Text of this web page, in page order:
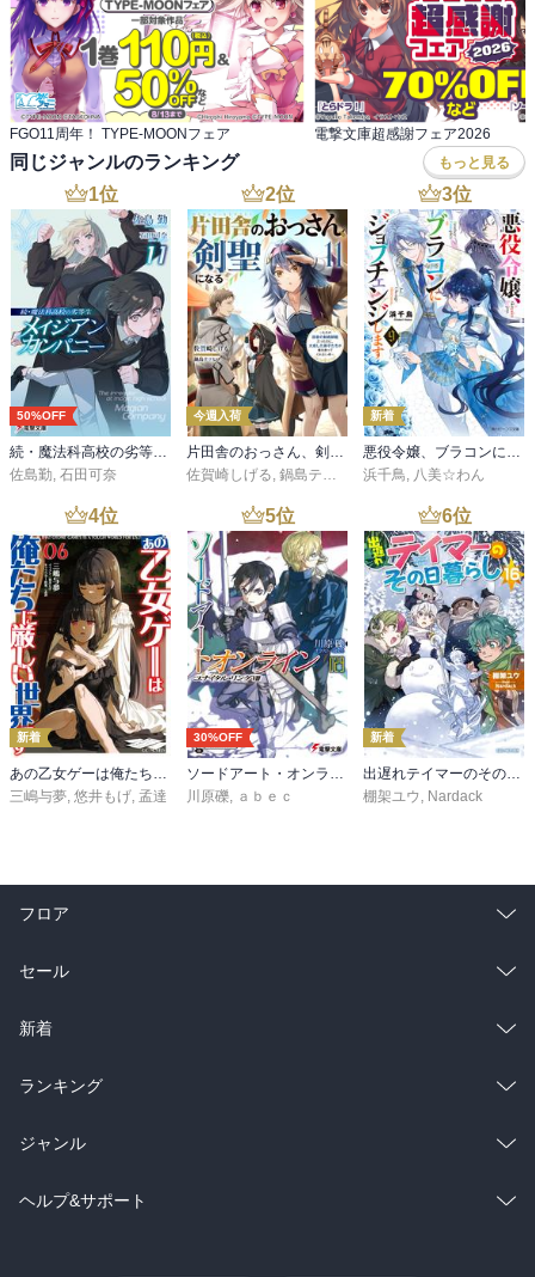
FGO11周年！ TYPE-MOONフェア 電撃文庫超感謝フェア2026
同じジャンルのランキング もっと見る
1位
50%OFF
続・魔法科高校の劣等生 メイジアン・カンパニー(11)
佐島勤, 石田可奈
2位
今週入荷
片田舎のおっさん、剣聖になる 11 ～ただの田舎の剣術師範だったのに、大成した弟子たちが俺を放ってくれない件～
佐賀崎しげる, 鍋島テツヒロ
3位
新着
悪役令嬢、ブラコンにジョブチェンジします９【電子特典付き】
浜千鳥, 八美☆わん
4位
新着
あの乙女ゲーは俺たちに厳しい世界です 6
三嶋与夢, 悠井もげ, 孟達
5位
30%OFF
ソードアート・オンライン29 ユナイタル・リングVIII
川原礫, ａｂｅｃ
6位
新着
出遅れテイマーのその日暮らし 16
棚架ユウ, Nardack
フロア
総合
ラノベ
雑誌・グラビア
BL・TL
セール
総合
ラノベ
雑誌・グラビア
BL・TL
新着
総合
ラノベ
雑誌・グラビア
ランキング
総合
ラノベ
ジャンル
コミック
ヘルプ&サポート